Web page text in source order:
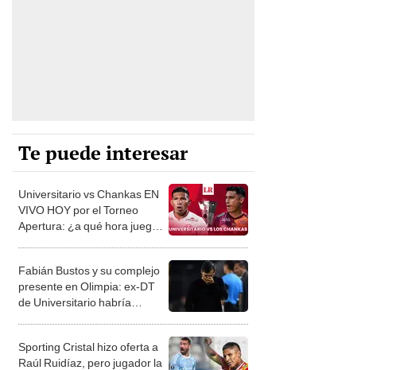
Te puede interesar
Universitario vs Chankas EN
VIVO HOY por el Torneo
Apertura: ¿a qué hora juegan
Fabián Bustos y su complejo
presente en Olimpia: ex-DT
de Universitario habría
Sporting Cristal hizo oferta a
Raúl Ruidíaz, pero jugador la